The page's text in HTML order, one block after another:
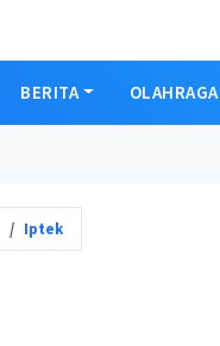
BERITA OLAHRAGA
Iptek